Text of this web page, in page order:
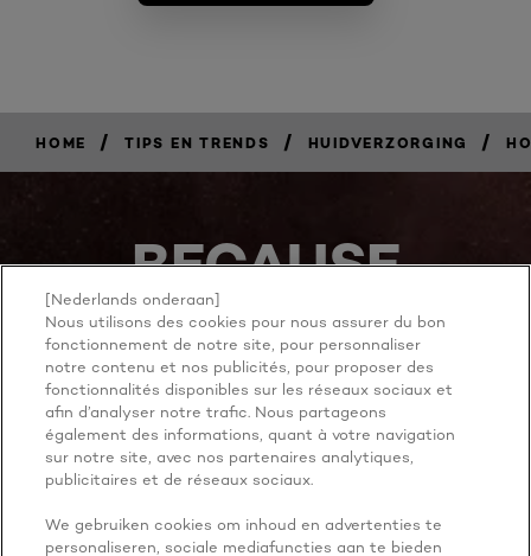
HOME / TIPS EN TRENDS / HUIDVERZORGING /
BECAUSE
YOU'RE
WORTH IT
[Nederlands onderaan]
Nous utilisons des cookies pour nous assurer du bon
fonctionnement de notre site, pour personnaliser
notre contenu et nos publicités, pour proposer des
fonctionnalités disponibles sur les réseaux sociaux et
afin d’analyser notre trafic. Nous partageons
également des informations, quant à votre navigation
sur notre site, avec nos partenaires analytiques,
publicitaires et de réseaux sociaux.
We gebruiken cookies om inhoud en advertenties te
personaliseren, sociale mediafuncties aan te bieden